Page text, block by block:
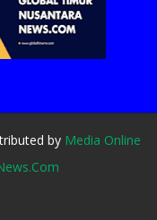
by Media Online